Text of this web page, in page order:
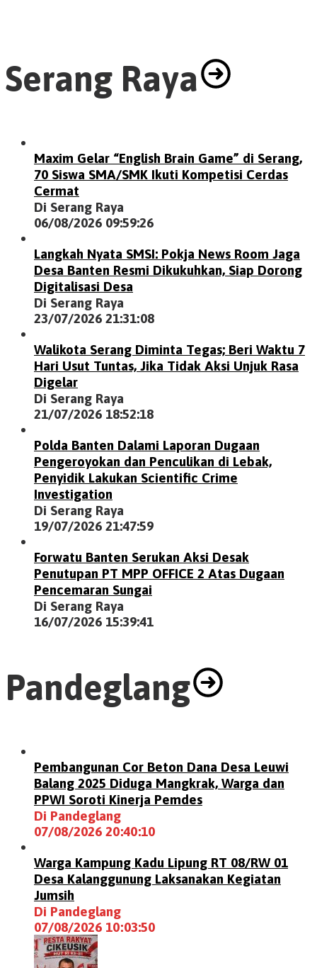
Serang Raya
Maxim Gelar “English Brain Game” di Serang,
70 Siswa SMA/SMK Ikuti Kompetisi Cerdas
Cermat
Di Serang Raya
06/08/2026 09:59:26
Langkah Nyata SMSI: Pokja News Room Jaga
Desa Banten Resmi Dikukuhkan, Siap Dorong
Digitalisasi Desa
Di Serang Raya
23/07/2026 21:31:08
Walikota Serang Diminta Tegas; Beri Waktu 7
Hari Usut Tuntas, Jika Tidak Aksi Unjuk Rasa
Digelar
Di Serang Raya
21/07/2026 18:52:18
Polda Banten Dalami Laporan Dugaan
Pengeroyokan dan Penculikan di Lebak,
Penyidik Lakukan Scientific Crime
Investigation
Di Serang Raya
19/07/2026 21:47:59
Forwatu Banten Serukan Aksi Desak
Penutupan PT MPP OFFICE 2 Atas Dugaan
Pencemaran Sungai
Di Serang Raya
16/07/2026 15:39:41
Pandeglang
Pembangunan Cor Beton Dana Desa Leuwi
Balang 2025 Diduga Mangkrak, Warga dan
PPWI Soroti Kinerja Pemdes
Di Pandeglang
07/08/2026 20:40:10
Warga Kampung Kadu Lipung RT 08/RW 01
Desa Kalanggunung Laksanakan Kegiatan
Jumsih
Di Pandeglang
07/08/2026 10:03:50